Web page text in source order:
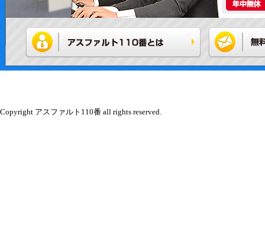
Copyright アスファルト110番 all rights reserved.